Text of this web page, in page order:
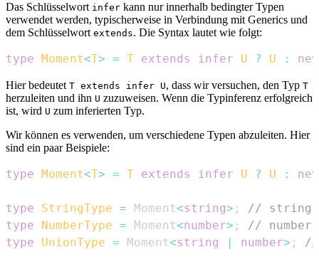
Das Schlüsselwort infer kann nur innerhalb bedingter Typen
verwendet werden, typischerweise in Verbindung mit Generics und
dem Schlüsselwort extends. Die Syntax lautet wie folgt:
type Moment<T> = T extends infer U ? U :
Hier bedeutet T extends infer U, dass wir versuchen, den Typ T
herzuleiten und ihn U zuzuweisen. Wenn die Typinferenz erfolgreich
ist, wird U zum inferierten Typ.
Wir können es verwenden, um verschiedene Typen abzuleiten. Hier
sind ein paar Beispiele:
type Moment<T> = T extends infer U ? U :
type StringType = Moment<string> ;
// string
type
NumberType = Moment<number> ;
// number
type
UnionType = Moment<string | number> ; //